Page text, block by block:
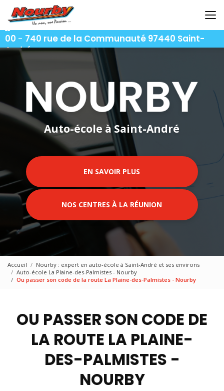
contenu
principal
06 92 92 25 51-06 92 62 62 91-06 92 94 94
00 - 740 rue de la Communauté 97440 Saint-
André
Auto-école à Saint-André
EN SAVOIR PLUS
NOS CENTRES À LA RÉUNION
Accueil
Nourby : expert en auto-école à Saint-André et ses environs
Auto-école La Plaine-des-Palmistes - Nourby
Ou passer son code de la route La Plaine-des-Palmistes - Nourby
OU PASSER SON CODE DE
LA ROUTE LA PLAINE-
DES-PALMISTES -
NOURBY